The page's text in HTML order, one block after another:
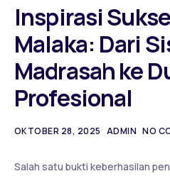
Kontak
Inspirasi
Malaka: Dari
Madrasah ke
Profesional
OKTOBER 28, 2025 ADMIN NO
Salah satu bukti keberhasilan